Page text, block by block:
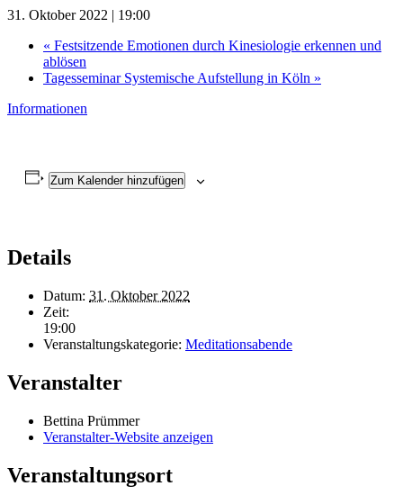
31. Oktober 2022 | 19:00
« Festsitzende Emotionen durch Kinesiologie erkennen und
ablösen
Tagesseminar Systemische Aufstellung in Köln »
Informationen
Zum Kalender hinzufügen
Details
Datum: 31. Oktober 2022
Zeit:
19:00
Veranstaltungskategorie: Meditationsabende
Veranstalter
Bettina Prümmer
Veranstalter-Website anzeigen
Veranstaltungsort